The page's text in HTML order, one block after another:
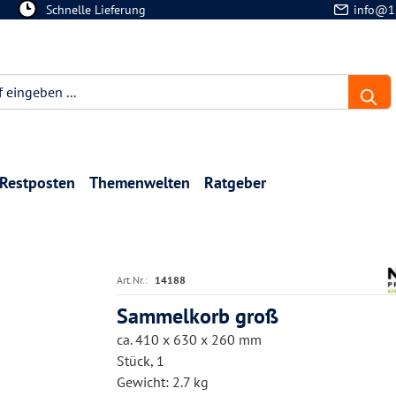
Schnelle Lieferung
Restposten Themenwelten Ratgeber
Art.Nr.: 14188
Sammelkorb groß
ca. 410 x 630 x 260 mm
Stück, 1
Gewicht: 2.7 kg